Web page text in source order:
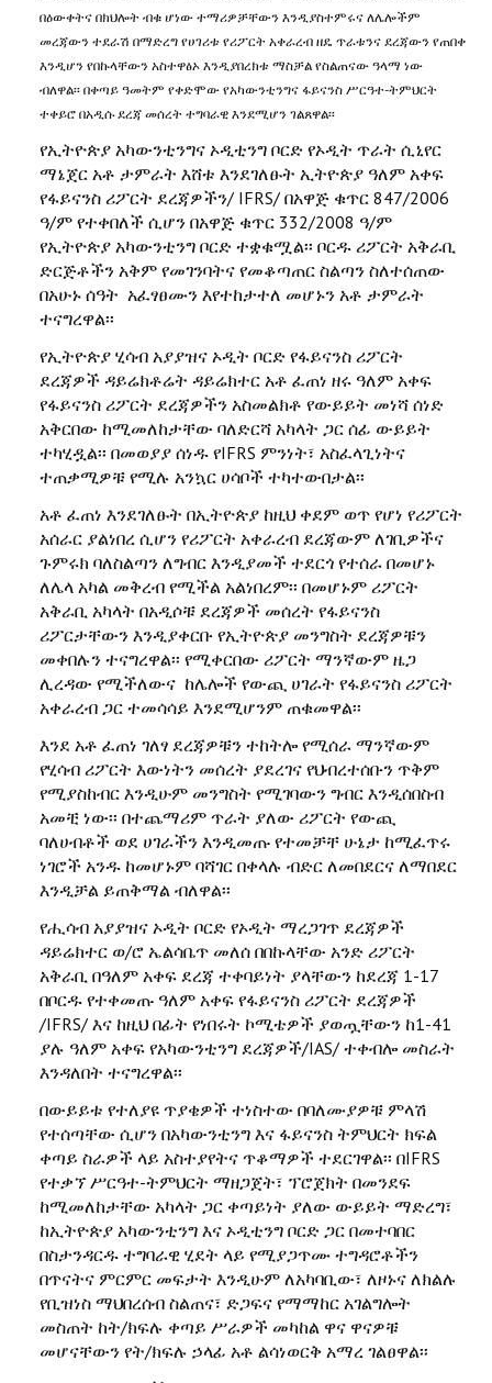
በዕውቀትና በክህሎት ብቁ ሆነው ተማሪዎቻቸውን እንዲያስተምሩና ለሌሎችም
መረጃውን ተደራሽ በማድረግ የሀገሪቱ የሪፖርት አቀራረብ ዘዴ ጥራቱንና ደረጃውን የጠበቀ
እንዲሆን የበኩላቸውን አስተዋፅኦ እንዲያበረክቱ ማስቻል የስልጠናው ዓላማ ነው
ብለዋል፡፡ በቀጣይ ዓመትም የቀድሞው የአካውንቲንግና ፋይናንስ ሥርዓተ-ትምህርት
ተቀይሮ በአዲሱ ደረጃ መሰረት ተግባራዊ እንደሚሆን ገልጸዋል፡፡
የኢትዮጵያ አካውንቲንግና ኦዲቲንግ ቦርድ የኦዲት ጥራት ሲኒየር
ማኔጀር አቶ ታምራት እሸቱ እንደገለፁት ኢትዮጵያ ዓለም አቀፍ
የፋይናንስ ሪፖርት ደረጃዎችን/ IFRS/ በአዋጅ ቁጥር 847/2006
ዓ/ም የተቀበለች ሲሆን በአዋጅ ቁጥር 332/2008 ዓ/ም
የኢትዮጵያ አካውንቲንግ ቦርድ ተቋቁሟል፡፡ ቦርዱ ሪፖርት አቅራቢ
ድርጅቶችን አቅም የመገንባትና የመቆጣጠር ስልጣን ስለተሰጠው
በአሁኑ ሰዓት አፈፃፀሙን እየተከታተለ መሆኑን አቶ ታምራት
ተናግረዋል፡፡
የኢትዮጵያ ሂሳብ አያያዝና ኦዲት ቦርድ የፋይናንስ ሪፖርት
ደረጃዎች ዳይሬክቶሬት ዳይሬክተር አቶ ፈጠነ ዘሩ ዓለም አቀፍ
የፋይናንስ ሪፖርት ደረጃዎችን አስመልክቶ የውይይት መነሻ ሰነድ
አቅርበው ከሚመለከታቸው ባለድርሻ አካላት ጋር ሰፊ ውይይት
ተካሂዷል፡፡ በመወያያ ሰነዱ የIFRS ምንነት፣ አስፈላጊነትና
ተጠቃሚዎቹ የሚሉ አንኳር ሀሳቦች ተካተውበታል፡፡
አቶ ፈጠነ እንደገለፁት በኢትዮጵያ ከዚህ ቀደም ወጥ የሆነ የሪፖርት
አሰራር ያልነበረ ሲሆን የሪፖርት አቀራረብ ደረጃውም ለገቢዎችና
ጉምሩክ ባለስልጣን ለግብር እንዲያመች ተደርጎ የተሰራ በመሆኑ
ለሌላ አካል መቅረብ የሚችል አልነበረም፡፡ በመሆኑም ሪፖርት
አቅራቢ አካላት በአዲሶቹ ደረጃዎች መሰረት የፋይናንስ
ሪፖርታቸውን እንዲያቀርቡ የኢትዮጵያ መንግስት ደረጃዎቹን
መቀበሉን ተናግረዋል፡፡ የሚቀርበው ሪፖርት ማንኛውም ዜጋ
ሊረዳው የሚችለውና ከሌሎች የውጪ ሀገራት የፋይናንስ ሪፖርት
አቀራረብ ጋር ተመሳሳይ እንደሚሆንም ጠቁመዋል፡፡
እንደ አቶ ፈጠነ ገለፃ ደረጃዎቹን ተከትሎ የሚሰራ ማንኛውም
የሂሳብ ሪፖርት እውነትን መሰረት ያደረገና የህብረተሰቡን ጥቅም
የሚያስከብር እንዲሁም መንግስት የሚገባውን ግብር እንዲሰበስብ
አመቺ ነው፡፡ በተጨማሪም ጥራት ያለው ሪፖርት የውጪ
ባለሀብቶች ወደ ሀገራችን እንዲመጡ የተመቻቸ ሁኔታ ከሚፈጥሩ
ነገሮች አንዱ ከመሆኑም ባሻገር በቀላሉ ብድር ለመበደርና ለማበደር
እንዲቻል ይጠቅማል ብለዋል፡፡
የሒሳብ አያያዝና ኦዲት ቦርድ የኦዲት ማረጋገጥ ደረጃዎች
ዳይሬክተር ወ/ሮ ኤልሳቤጥ መለሰ በበኩላቸው አንድ ሪፖርት
አቅራቢ በዓለም አቀፍ ደረጃ ተቀባይነት ያላቸውን ከደረጃ 1-17
በቦርዱ የተቀመጡ ዓለም አቀፍ የፋይናንስ ሪፖርት ደረጃዎች
/IFRS/ እና ከዚህ በፊት የነበሩት ኮሚቴዎች ያወጧቸውን ከ1-41
ያሉ ዓለም አቀፍ የአካውንቲንግ ደረጃዎች/IAS/ ተቀብሎ መስራት
እንዳለበት ተናግረዋል፡፡
በውይይቱ የተለያዩ ጥያቄዎች ተነስተው በባለሙያዎቹ ምላሽ
የተሰጣቸው ሲሆን በአካውንቲንግ እና ፋይናንስ ትምህርት ክፍል
ቀጣይ ስራዎች ላይ አስተያየትና ጥቆማዎች ተደርገዋል፡፡ በIFRS
የተቃኘ ሥርዓተ-ትምህርት ማዘጋጀት፣ ፕሮጀክት በመንደፍ
ከሚመለከታቸው አካላት ጋር ቀጣይነት ያለው ውይይት ማድረግ፣
ከኢትዮጵያ አካውንቲንግ እና ኦዲቲንግ ቦርድ ጋር በመተባበር
በስታንዳርዱ ተግባራዊ ሂደት ላይ የሚያጋጥሙ ተግዳሮቶችን
በጥናትና ምርምር መፍታት እንዲሁም ለአካባቢው፣ ለዞኑና ለክልሉ
የቢዝነስ ማህበረሰብ ስልጠና፣ ድጋፍና የማማከር አገልግሎት
መስጠት ከት/ክፍሉ ቀጣይ ሥራዎች መካከል ዋና ዋናዎቹ
መሆናቸውን የት/ክፍሉ ኃላፊ አቶ ልሳነወርቅ አማረ ገልፀዋል፡፡